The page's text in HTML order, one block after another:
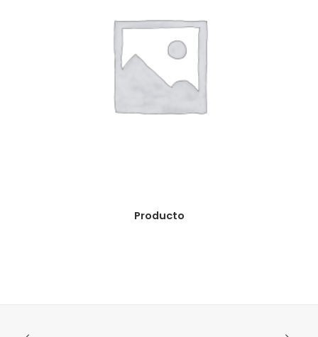
READ MORE
Producto